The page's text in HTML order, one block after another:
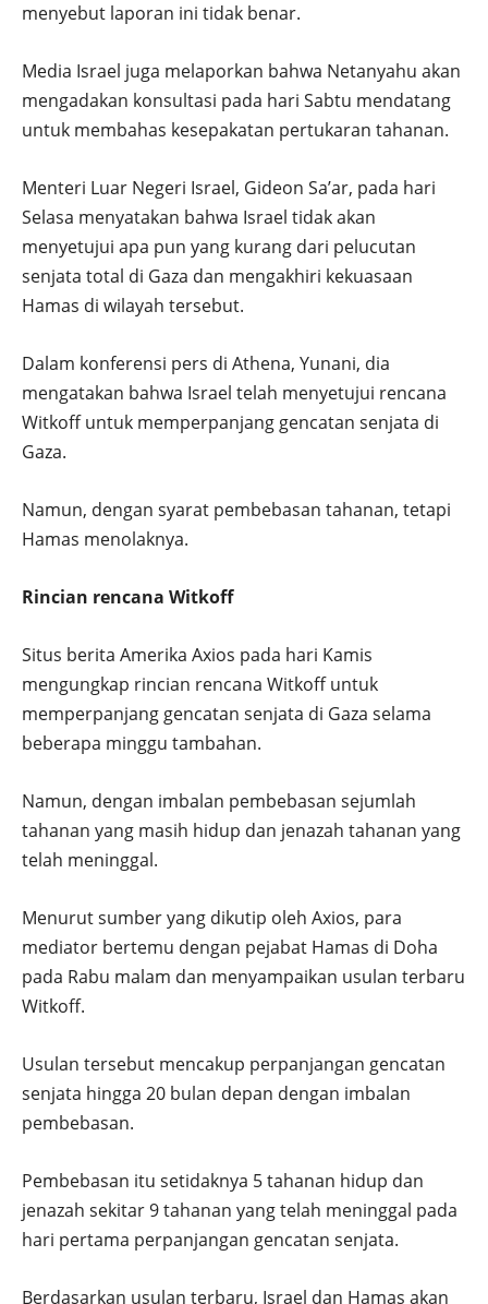
menyebut laporan ini tidak benar.
Media Israel juga melaporkan bahwa Netanyahu akan
mengadakan konsultasi pada hari Sabtu mendatang
untuk membahas kesepakatan pertukaran tahanan.
Menteri Luar Negeri Israel, Gideon Sa’ar, pada hari
Selasa menyatakan bahwa Israel tidak akan
menyetujui apa pun yang kurang dari pelucutan
senjata total di Gaza dan mengakhiri kekuasaan
Hamas di wilayah tersebut.
Dalam konferensi pers di Athena, Yunani, dia
mengatakan bahwa Israel telah menyetujui rencana
Witkoff untuk memperpanjang gencatan senjata di
Gaza.
Namun, dengan syarat pembebasan tahanan, tetapi
Hamas menolaknya.
Rincian rencana Witkoff
Situs berita Amerika Axios pada hari Kamis
mengungkap rincian rencana Witkoff untuk
memperpanjang gencatan senjata di Gaza selama
beberapa minggu tambahan.
Namun, dengan imbalan pembebasan sejumlah
tahanan yang masih hidup dan jenazah tahanan yang
telah meninggal.
Menurut sumber yang dikutip oleh Axios, para
mediator bertemu dengan pejabat Hamas di Doha
pada Rabu malam dan menyampaikan usulan terbaru
Witkoff.
Usulan tersebut mencakup perpanjangan gencatan
senjata hingga 20 bulan depan dengan imbalan
pembebasan.
Pembebasan itu setidaknya 5 tahanan hidup dan
jenazah sekitar 9 tahanan yang telah meninggal pada
hari pertama perpanjangan gencatan senjata.
Berdasarkan usulan terbaru, Israel dan Hamas akan